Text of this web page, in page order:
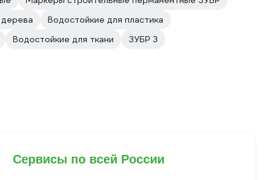
Водостойкие для пластика
Водостойкие для ткани
ЗУБР 3
Сервисы по всей России